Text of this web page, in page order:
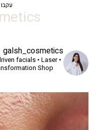
galsh_cosmetics
facials • Laser •
Shop